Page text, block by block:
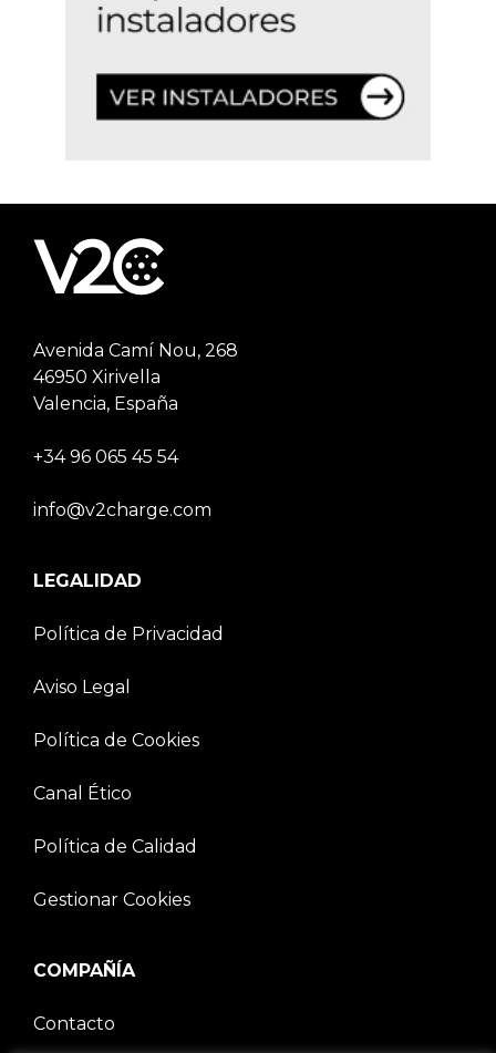
Avenida Camí Nou, 268
46950 Xirivella
Valencia, España
+34 96 065 45 54
info@v2charge.com
LEGALIDAD
Política de Privacidad
Aviso Legal
Política de Cookies
Canal Ético
Política de Calidad
Gestionar Cookies
COMPAÑÍA
Contacto